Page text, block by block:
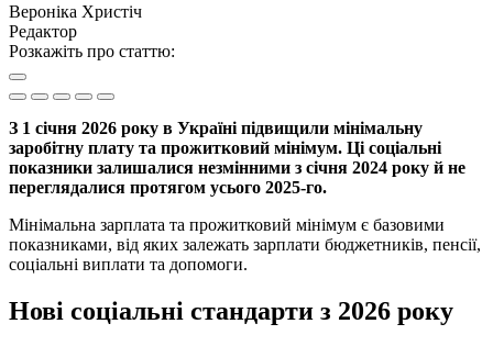
Вероніка Христіч
Редактор
Розкажіть про статтю:
З 1 січня 2026 року в Україні підвищили мінімальну
заробітну плату та прожитковий мінімум. Ці соціальні
показники залишалися незмінними з січня 2024 року й не
переглядалися протягом усього 2025-го.
Мінімальна зарплата та прожитковий мінімум є базовими
показниками, від яких залежать зарплати бюджетників, пенсії,
соціальні виплати та допомоги.
Нові соціальні стандарти з 2026 року